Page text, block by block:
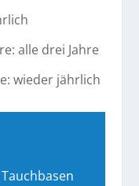
alle drei Jahre
wieder jährlich